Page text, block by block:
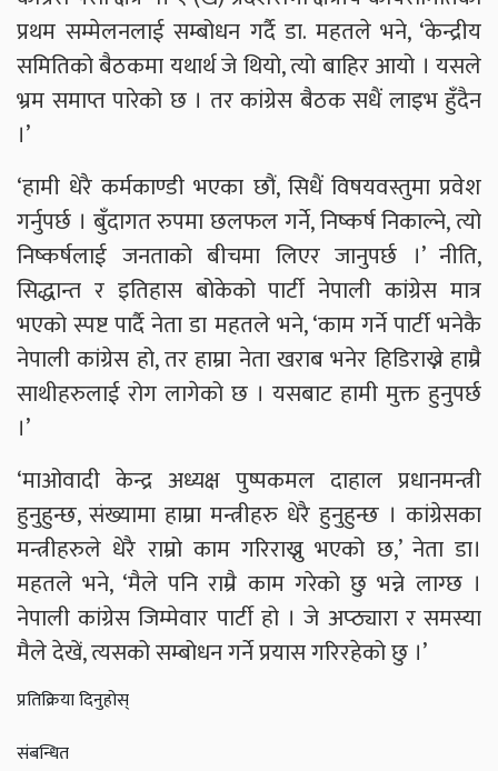
प्रथम सम्मेलनलाई सम्बोधन गर्दै डा. महतले भने, ‘केन्द्रीय
समितिको बैठकमा यथार्थ जे थियो, त्यो बाहिर आयो । यसले
भ्रम समाप्त पारेको छ । तर कांग्रेस बैठक सधैं लाइभ हुँदैन
।’
‘हामी धेरै कर्मकाण्डी भएका छौं, सिधैं विषयवस्तुमा प्रवेश
गर्नुपर्छ । बुँदागत रुपमा छलफल गर्ने, निष्कर्ष निकाल्ने, त्यो
निष्कर्षलाई जनताको बीचमा लिएर जानुपर्छ ।’ नीति,
सिद्धान्त र इतिहास बोकेको पार्टी नेपाली कांग्रेस मात्र
भएको स्पष्ट पार्दै नेता डा महतले भने, ‘काम गर्ने पार्टी भनेकै
नेपाली कांग्रेस हो, तर हाम्रा नेता खराब भनेर हिडिराख्ने हाम्रै
साथीहरुलाई रोग लागेको छ । यसबाट हामी मुक्त हुनुपर्छ
।’
‘माओवादी केन्द्र अध्यक्ष पुष्पकमल दाहाल प्रधानमन्त्री
हुनुहुन्छ, संख्यामा हाम्रा मन्त्रीहरु धेरै हुनुहुन्छ । कांग्रेसका
मन्त्रीहरुले धेरै राम्रो काम गरिराख्नु भएको छ,’ नेता डा।
महतले भने, ‘मैले पनि राम्रै काम गरेको छु भन्ने लाग्छ ।
नेपाली कांग्रेस जिम्मेवार पार्टी हो । जे अप्ठ्यारा र समस्या
मैले देखें, त्यसको सम्बोधन गर्ने प्रयास गरिरहेको छु ।’
प्रतिक्रिया दिनुहोस्
संबन्धित